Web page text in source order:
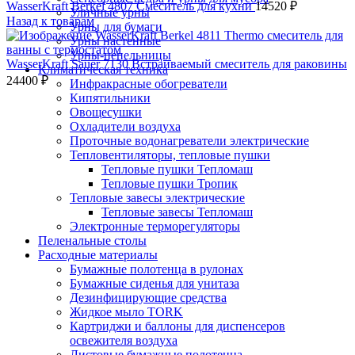
Уличные урны
Урны для бумаги
Урны настенные
Урны-пепельницы
Климатическая техника
Инфракрасные обогреватели
Кипятильники
Овощесушки
Охладители воздуха
Проточные водонагреватели электрические
Тепловентиляторы, тепловые пушки
Тепловые пушки Тепломаш
Тепловые пушки Тропик
Тепловые завесы электрические
Тепловые завесы Тепломаш
Электронные терморегуляторы
Пеленальные столы
Расходные материалы
Бумажные полотенца в рулонах
Бумажные сиденья для унитаза
Дезинфицирующие средства
Жидкое мыло TORK
Картриджи и баллоны для диспенсеров
освежителя воздуха
WasserKraft Berkel 4807 Смеситель для кухни14520 ₽
Назад к товарам
WasserKraft Sauer 7130 Встраиваемый смеситель для раковины
24400 ₽